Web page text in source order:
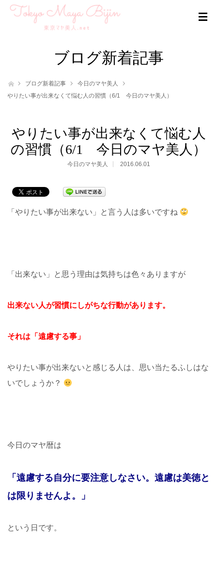
ブログ新着記事
ホームブログ新着記事
今日のマヤ美人
やりたい事が出来なくて悩む人の習慣（6/1 今日のマヤ美人）
やりたい事が出来なくて悩む人
の習慣（6/1 今日のマヤ美人）
今日のマヤ美人 2016.06.01
「やりたい事が出来ない」と言う人は多いですね
「出来ない」と思う理由は気持ちは色々ありますが
出来ない人が習慣にしがちな行動があります。
それは「遠慮する事」
やりたい事が出来ないと感じる人は、思い当たるふしはな
いでしょうか？
今日のマヤ暦は
「遠慮する自分に要注意しなさい。遠慮は美徳と
は限りませんよ。」
という日です。